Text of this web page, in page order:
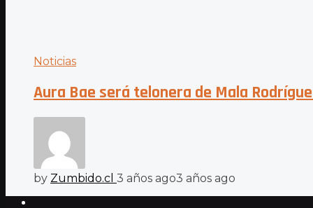
Noticias
Aura Bae será telonera de Mala
by Zumbido.cl 3 años ago3 años ago